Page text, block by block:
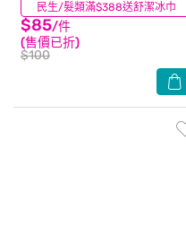
民生/髮類滿$388送舒潔冰巾
$85/件
(售價已折)
$100
(4)